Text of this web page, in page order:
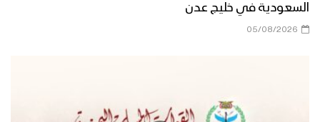
السعودية في خليج عدن
05/08/2026